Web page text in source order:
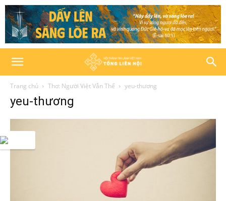
Trang chủ Thơ: Người Việt Vẫn Thế yeu-thương
yeu-thương